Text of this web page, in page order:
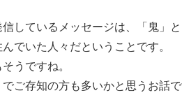
しているメッセージは、「鬼」
でいた人々だということです。
うですね。
ご存知の方も多いかと思うお話で